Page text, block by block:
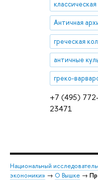
+7 (495)
23471
Античная
греческая
Национальный
экономики» → О Вышке →